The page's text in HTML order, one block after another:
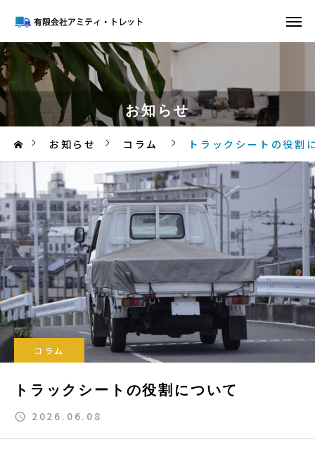
お知らせ
お知らせ コラム トラックシートの役割
コラム
トラックシートの役割について
2026.06.08